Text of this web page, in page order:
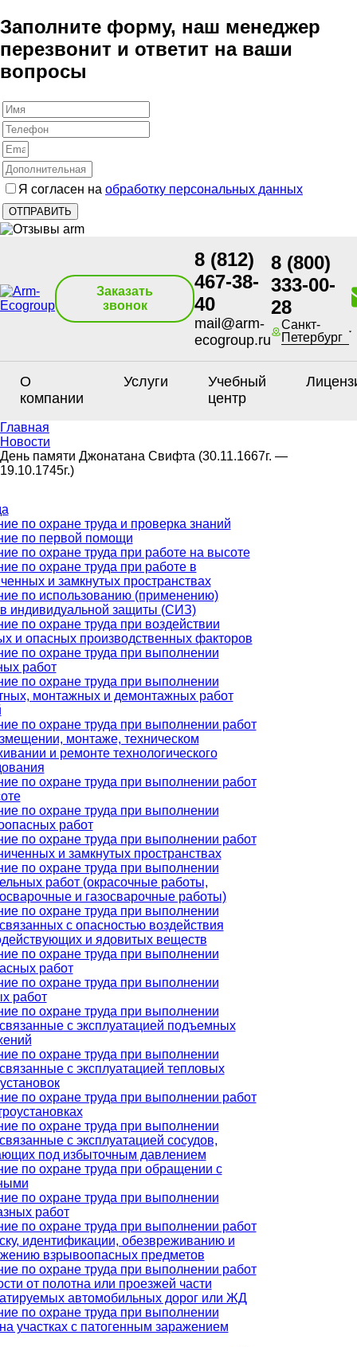
Заполните форму, наш менеджер
перезвонит и ответит на ваши
вопросы
Я согласен на обработку персональных данных
Заказать
звонок
8 (812)
467-38-
40
mail@arm-
ecogroup.ru
8 (800)
333-00-
28
Санкт-
Петербург
О
компании
Услуги
Учебный
центр
Главная
Новости
День памяти Джонатана Свифта (30.11.1667г. —
19.10.1745г.)
по охране труда и проверка знаний
по первой помощи
по охране труда при работе на высоте
по охране труда при работе в
и замкнутых пространствах
по использованию (применению)
индивидуальной защиты (СИЗ)
по охране труда при воздействии
и опасных производственных факторов
по охране труда при выполнении
работ
по охране труда при выполнении
монтажных и демонтажных работ
по охране труда при выполнении работ
монтаже, техническом
и ремонте технологического
по охране труда при выполнении работ
по охране труда при выполнении
работ
по охране труда при выполнении работ
и замкнутых пространствах
по охране труда при выполнении
работ (окрасочные работы,
и газосварочные работы)
по охране труда при выполнении
с опасностью воздействия
и ядовитых веществ
по охране труда при выполнении
работ
по охране труда при выполнении
работ
по охране труда при выполнении
с эксплуатацией подъемных
по охране труда при выполнении
с эксплуатацией тепловых
по охране труда при выполнении работ
по охране труда при выполнении
с эксплуатацией сосудов,
под избыточным давлением
по охране труда при обращении с
по охране труда при выполнении
работ
по охране труда при выполнении работ
идентификации, обезвреживанию и
взрывоопасных предметов
по охране труда при выполнении работ
от полотна или проезжей части
автомобильных дорог или ЖД
по охране труда при выполнении
участках с патогенным заражением